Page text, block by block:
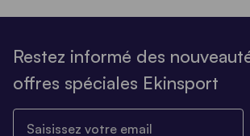
Restez informé des
offres spéciales Ekinsport